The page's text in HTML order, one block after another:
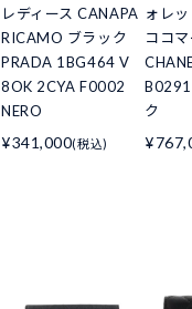
レディース CANAPA
RICAMO ブラック
PRADA 1BG464 V
8OK 2CYA F0002
NERO
¥341,000(税込)
ォレ
ココ
ク